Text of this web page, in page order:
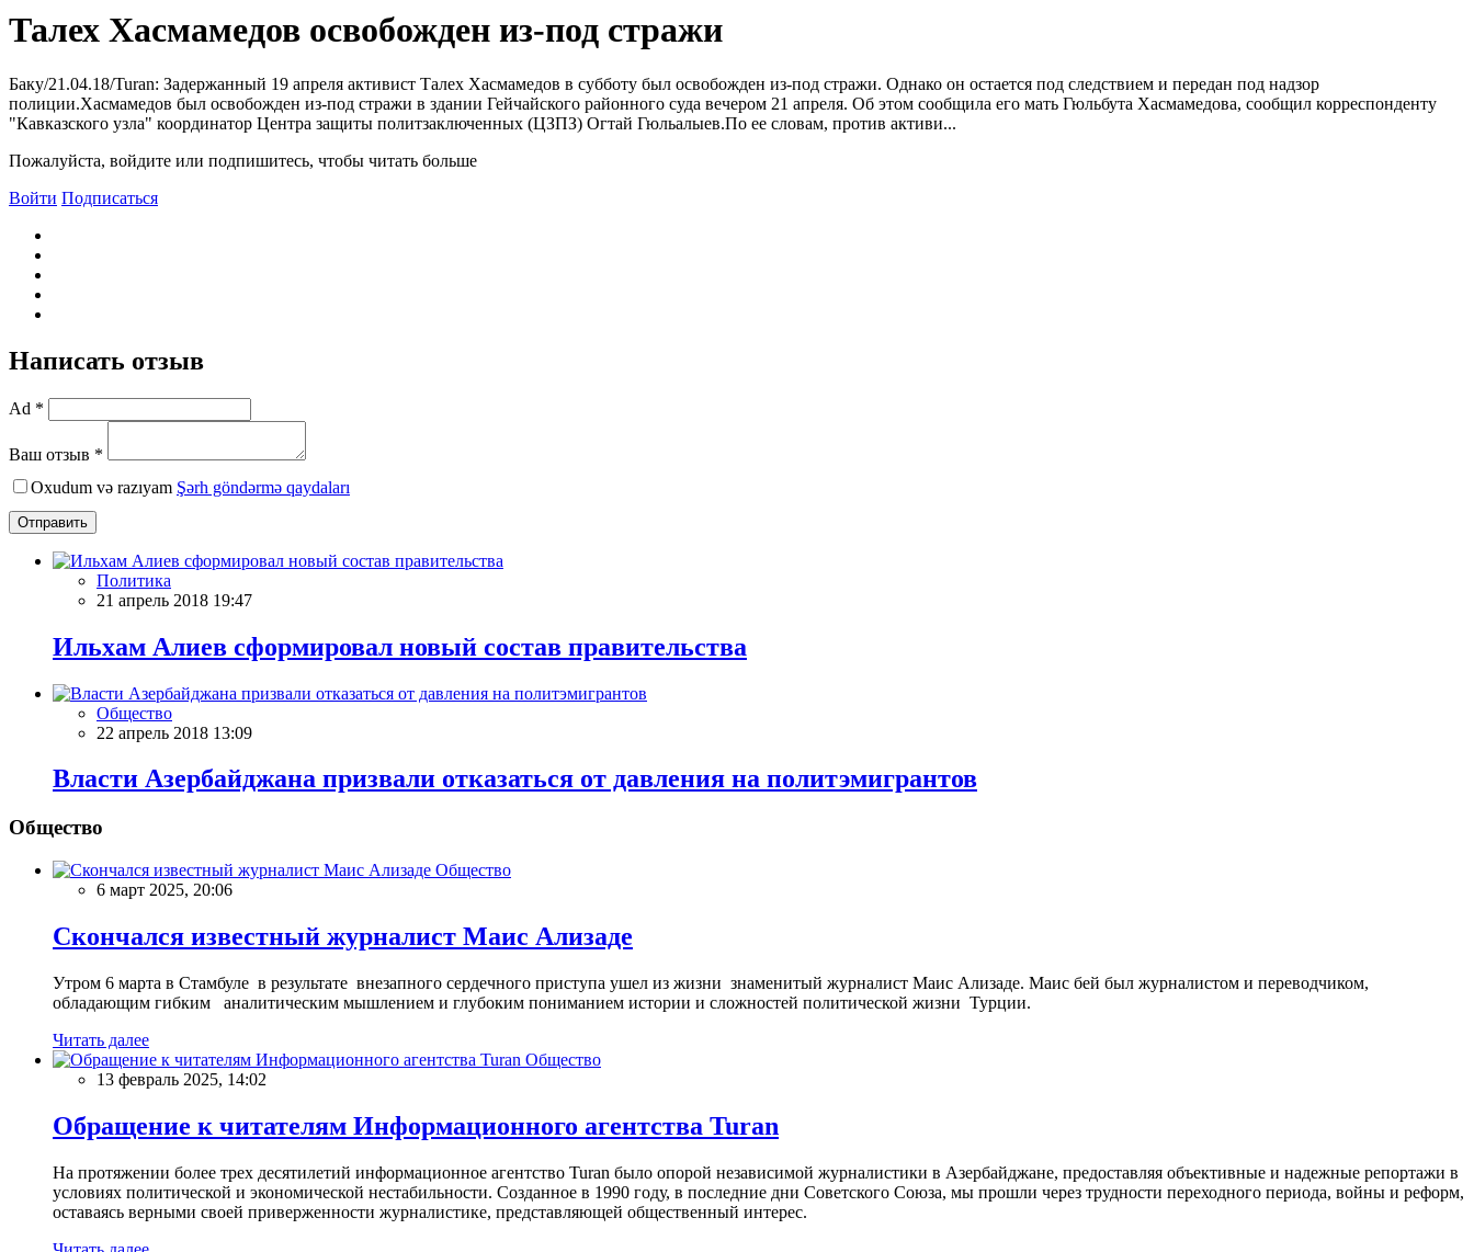
Талех Хасмамедов освобожден из-под стражи
Баку/21.04.18/Turan: Задержанный 19 апреля активист Талех Хасмамедов в субботу был освобожден из-под стражи. Однако он остается под следствием и передан под надзор
полиции.Хасмамедов был освобожден из-под стражи в здании Гейчайского районного суда вечером 21 апреля. Об этом сообщила его мать Гюльбута Хасмамедова, сообщил корреспонденту
"Кавказского узла" координатор Центра защиты политзаключенных (ЦЗПЗ) Огтай Гюльалыев.По ее словам, против активи...
Пожалуйста, войдите или подпишитесь, чтобы читать больше
Войти Подписаться
Написать отзыв
Ad *
Ваш отзыв *
Oxudum və razıyam Şərh göndərmə qaydaları
Отправить
Политика
21 апрель 2018 19:47
Ильхам Алиев сформировал новый состав правительства
Общество
22 апрель 2018 13:09
Власти Азербайджана призвали отказаться от давления на политэмигрантов
Общество
Общество
6 март 2025, 20:06
Скончался известный журналист Маис Ализаде
Утром 6 марта в Стамбуле в результате внезапного сердечного приступа ушел из жизни знаменитый журналист Маис Ализаде. Маис бей был журналистом и переводчиком,
обладающим гибким аналитическим мышлением и глубоким пониманием истории и сложностей политической жизни Турции.
Читать далее
Общество
13 февраль 2025, 14:02
Обращение к читателям Информационного агентства Turan
На протяжении более трех десятилетий информационное агентство Turan было опорой независимой журналистики в Азербайджане, предоставляя объективные и надежные репортажи в
условиях политической и экономической нестабильности. Созданное в 1990 году, в последние дни Советского Союза, мы прошли через трудности переходного периода, войны и реформ,
оставаясь верными своей приверженности журналистике, представляющей общественный интерес.